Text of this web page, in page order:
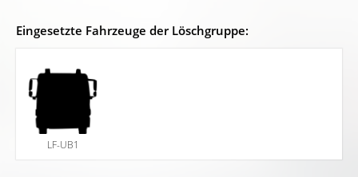
Eingesetzte Fahrzeuge der Löschgruppe:
LF-UB1